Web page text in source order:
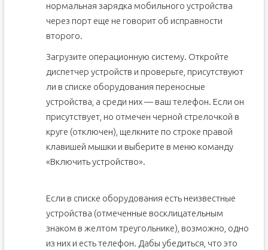
нормальная зарядка мобильного устройства
через порт еще не говорит об исправности
второго.
Загрузите операционную систему. Откройте
диспетчер устройств и проверьте, присутствуют
ли в списке оборудования переносные
устройства, а среди них — ваш телефон. Если он
присутствует, но отмечен черной стрелочкой в
круге (отключен), щелкните по строке правой
клавишей мышки и выберите в меню команду
«Включить устройство».
Если в списке оборудования есть неизвестные
устройства (отмеченные восклицательным
знаком в желтом треугольнике), возможно, одно
из них и есть телефон. Дабы убедиться, что это